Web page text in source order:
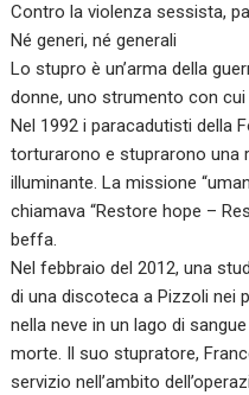
Contro la violenza sessista,
Né generi, né generali
Lo stupro è un’arma della
donne, uno strumento con
Nel 1992 i paracadutisti della
torturarono e stuprarono una
illuminante. La missione
chiamava “Restore hope –
beffa.
Nel febbraio del 2012, una
di una discoteca a Pizzoli nei
nella neve in un lago di
morte. Il suo stupratore,
servizio nell’ambito